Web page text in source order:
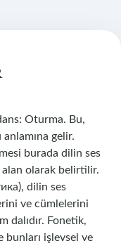
Oturma. Bu,
gelir.
burada dilin ses
olarak belirtilir.
dilin ses
ve cümlelerini
dalıdır. Fonetik,
işlevsel ve